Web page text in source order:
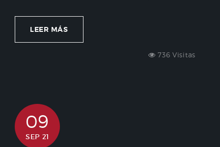
LEER MÁS
736 Visitas
09
SEP 21